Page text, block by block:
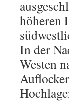
höheren
In der
Westen